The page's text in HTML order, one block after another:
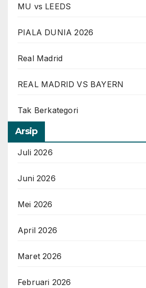
MU vs LEEDS
PIALA DUNIA 2026
Real Madrid
REAL MADRID VS BAYERN
Tak Berkategori
Arsip
Juli 2026
Juni 2026
Mei 2026
April 2026
Maret 2026
Februari 2026